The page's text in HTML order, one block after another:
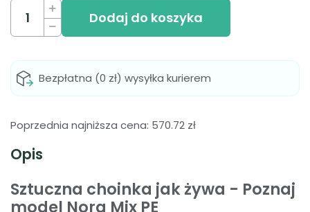
Dodaj do koszyka
Bezpłatna (0 zł) wysyłka kurierem
Poprzednia najniższa cena: 570.72 zł
Opis
Sztuczna choinka jak żywa - Poznaj
model Nora Mix PE